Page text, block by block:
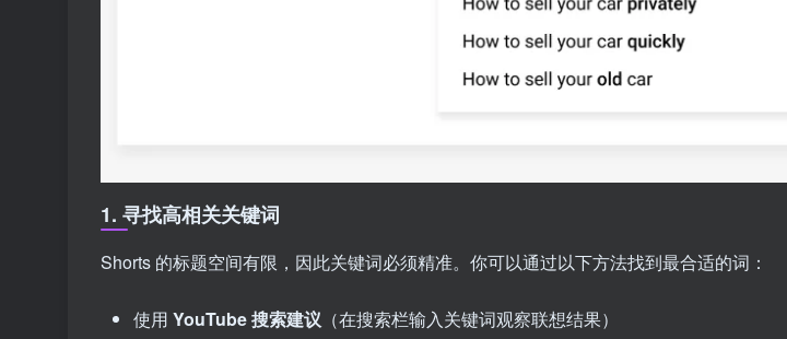
1. 寻找高相关关键词
Shorts 的标题空间有限，因此关键词必须精准。你可以通过以下方法找到最合适的词：
使用 YouTube 搜索建议 （在搜索栏输入关键词观察联想结果）